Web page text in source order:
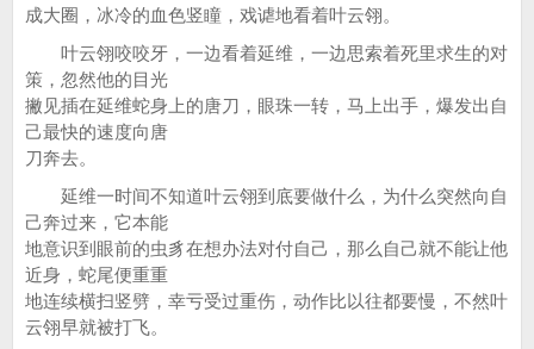
成大圈，冰冷的血色竖瞳，戏谑地看着叶云翎。
叶云翎咬咬牙，一边看着延维，一边思索着死里求生的对
策，忽然他的目光
撇见插在延维蛇身上的唐刀，眼珠一转，马上出手，爆发出自
己最快的速度向唐
刀奔去。
延维一时间不知道叶云翎到底要做什么，为什么突然向自
己奔过来，它本能
地意识到眼前的虫豸在想办法对付自己，那么自己就不能让他
近身，蛇尾便重重
地连续横扫竖劈，幸亏受过重伤，动作比以往都要慢，不然叶
云翎早就被打飞。